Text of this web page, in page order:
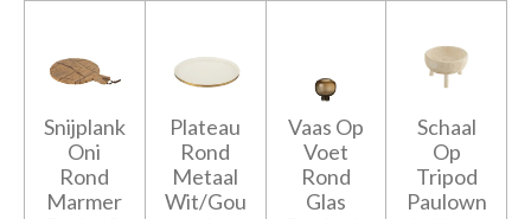
Snijplank
Oni
Rond
Marmer
Plateau
Rond
Metaal
Wit/Gou
Vaas Op
Voet
Rond
Glas
Schaal
Op
Tripod
Paulown